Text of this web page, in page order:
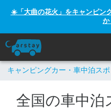
☀️「大曲の花火」をキャンピン
か
キャンピングカー・車中泊ス
全国の車中泊